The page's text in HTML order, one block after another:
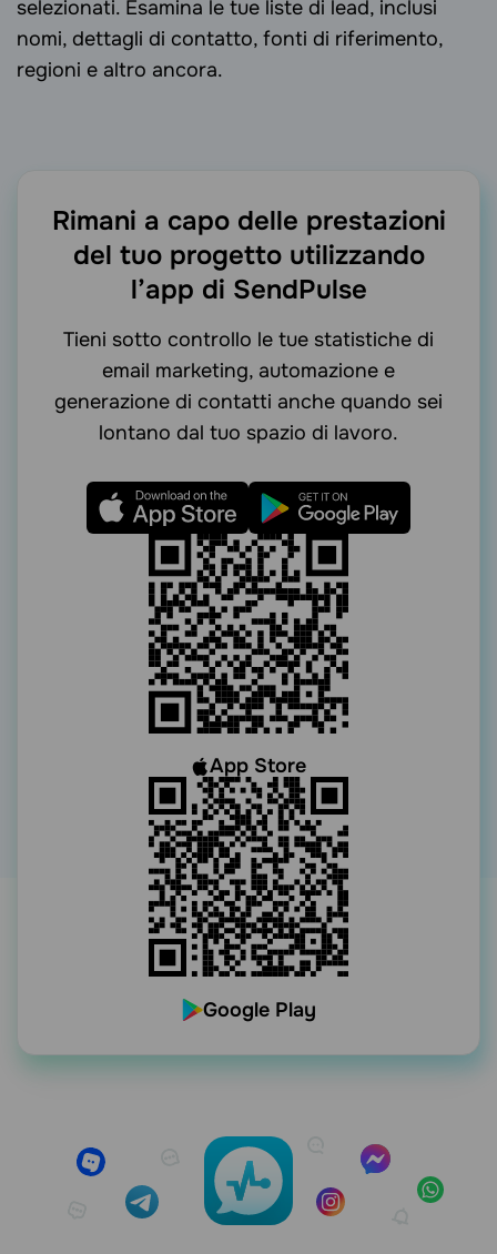
selezionati. Esamina le tue liste di lead, inclusi
nomi, dettagli di contatto, fonti di riferimento,
regioni e altro ancora.
Rimani a capo delle prestazioni
del tuo progetto utilizzando
l’app di SendPulse
Tieni sotto controllo le tue statistiche di
email marketing, automazione e
generazione di contatti anche quando sei
lontano dal tuo spazio di lavoro.
App Store
Google Play